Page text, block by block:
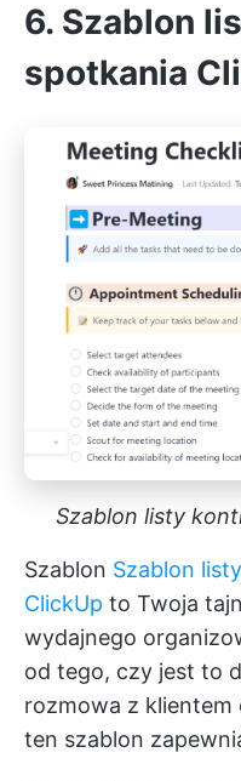
6. Szablon
spotkania
Szablon listy
Szablon Szablon
ClickUp to Twoja
wydajnego
od tego, czy jest to
rozmowa z klientem
ten szablon